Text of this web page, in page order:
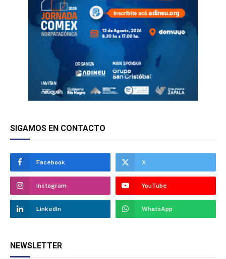
SIGAMOS EN CONTACTO
Facebook X
Instagram YouTube
LinkedIn WhatsApp
NEWSLETTER